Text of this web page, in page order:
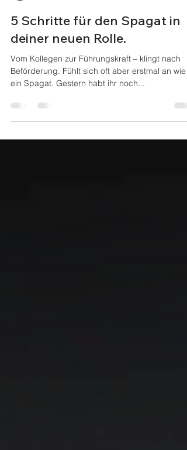
24. Juni 2025
2 Min. Lesezeit
5 Schritte für den Spagat in
deiner neuen Rolle.
Vom Kollegen zur Führungskraft – klingt nach
Beförderung. Fühlt sich oft aber erstmal an wie